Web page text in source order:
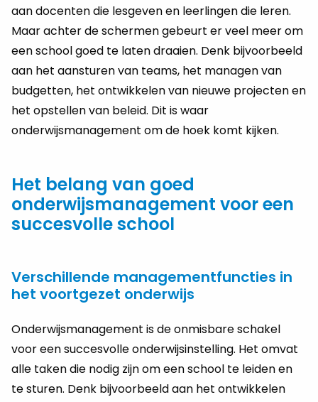
aan docenten die lesgeven en leerlingen die leren.
Maar achter de schermen gebeurt er veel meer om
een school goed te laten draaien. Denk bijvoorbeeld
aan het aansturen van teams, het managen van
budgetten, het ontwikkelen van nieuwe projecten en
het opstellen van beleid. Dit is waar
onderwijsmanagement om de hoek komt kijken.
Het belang van goed
onderwijsmanagement voor een
succesvolle school
Verschillende managementfuncties in
het voortgezet onderwijs
Onderwijsmanagement is de onmisbare schakel
voor een succesvolle onderwijsinstelling. Het omvat
alle taken die nodig zijn om een school te leiden en
te sturen. Denk bijvoorbeeld aan het ontwikkelen